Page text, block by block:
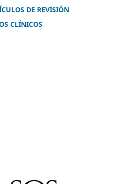
DE REVISIÓN
CLÍNICOS